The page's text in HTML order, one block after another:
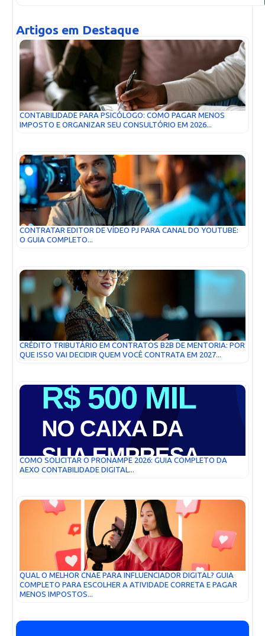
Artigos em Destaque
CONTABILIDADE PARA PSICÓLOGO: COMO PAGAR MENOS
IMPOSTO E ORGANIZAR SEU CONSULTÓRIO EM 2026...
CONTRATAR EDITOR DE VÍDEO PJ PARA CANAL DO YOUTUBE:
O GUIA COMPLETO...
CRÉDITO TRIBUTÁRIO EM CONTRATOS B2B DE MENTORIA: POR
QUE ISSO VAI DECIDIR QUEM VOCÊ CONTRATA EM 2027...
COMO SOLICITAR O PRONAMPE 2026: GUIA COMPLETO DA
AEXO CONTABILIDADE DIGITAL...
QUAL O MELHOR CNAE PARA INFLUENCIADOR DIGITAL? GUIA
COMPLETO PARA ESCOLHER A ATIVIDADE CORRETA E PAGAR
MENOS IMPOSTOS...